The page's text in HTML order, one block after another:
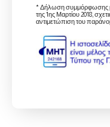
* Δήλωση συμμόρφωσης
της 1ης Μαρτίου 2018,
αντιμετώπιση του